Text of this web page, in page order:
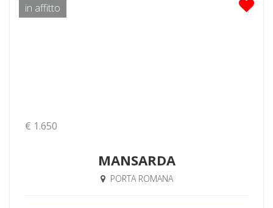
in affitto
€ 1.650
MANSARDA
PORTA ROMANA